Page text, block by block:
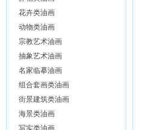
花卉类油画
动物类油画
宗教艺术油画
抽象艺术油画
名家临摹油画
组合套画类油画
街景建筑类油画
海景类油画
写实类油画